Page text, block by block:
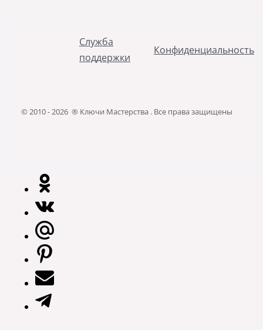
Служба
поддержки
Конфиденциальность
© 2010 - 2026 ® Ключи Мастерства . Все права защищены